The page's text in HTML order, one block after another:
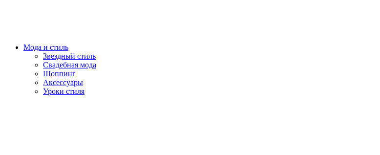
Мода и стиль
Звездный стиль
Свадебная мода
Шоппинг
Аксессуары
Уроки стиля